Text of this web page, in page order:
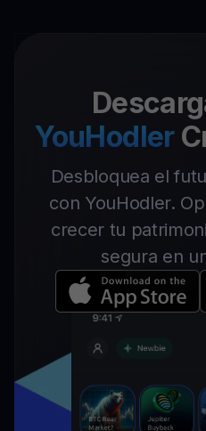
YouHodler
Desbloquea el
con YouHodler.
crecer tu
segura en